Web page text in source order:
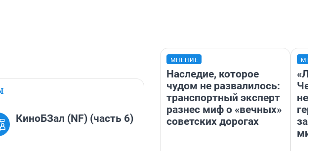
КиноБЗал (NF) (часть 6)
МНЕНИЕ
Наследие, которое
чудом не развалилось:
транспортный эксперт
разнес миф о «вечных»
советских дорогах
Чем
герои